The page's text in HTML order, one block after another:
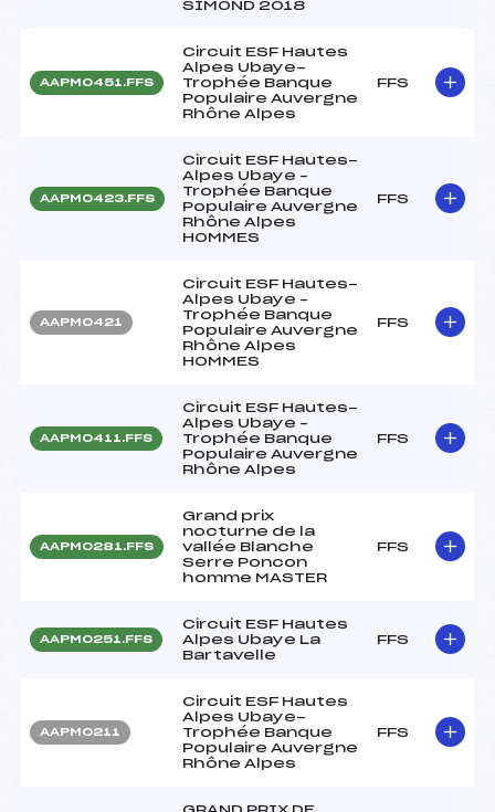
SIMOND 2018
AAPM0451.FFS
Circuit ESF Hautes
Alpes Ubaye-
Trophée Banque
Populaire Auvergne
Rhône Alpes
FFS
AAPM0423.FFS
Circuit ESF Hautes-
Alpes Ubaye –
Trophée Banque
Populaire Auvergne
Rhône Alpes
HOMMES
FFS
AAPM0421
Circuit ESF Hautes-
Alpes Ubaye –
Trophée Banque
Populaire Auvergne
Rhône Alpes
HOMMES
FFS
AAPM0411.FFS
Circuit ESF Hautes-
Alpes Ubaye –
Trophée Banque
Populaire Auvergne
Rhône Alpes
FFS
AAPM0281.FFS
Grand prix
nocturne de la
vallée Blanche
Serre Poncon
homme MASTER
FFS
AAPM0251.FFS
Circuit ESF Hautes
Alpes Ubaye La
Bartavelle
FFS
AAPM0211
Circuit ESF Hautes
Alpes Ubaye-
Trophée Banque
Populaire Auvergne
Rhône Alpes
FFS
GRAND PRIX DE